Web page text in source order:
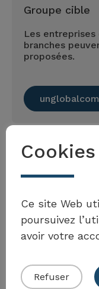
Groupe cible
Les
branches
proposées.
Cookies
Ce site Web
poursuivez
avoir votre
Refuser